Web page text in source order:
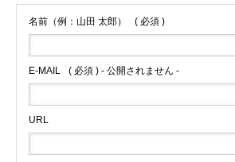
名前（例：山田 太郎） ( 必須 )
E-MAIL ( 必須 ) - 公開されません -
URL